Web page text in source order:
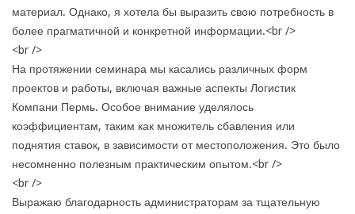
материал. Однако, я хотела бы выразить свою потребность в
более прагматичной и конкретной информации.<br />
<br />
На протяжении семинара мы касались различных форм
проектов и работы, включая важные аспекты Логистик
Компани Пермь. Особое внимание уделялось
коэффициентам, таким как множитель сбавления или
поднятия ставок, в зависимости от местоположения. Это было
несомненно полезным практическим опытом.<br />
<br />
Выражаю благодарность администраторам за тщательную